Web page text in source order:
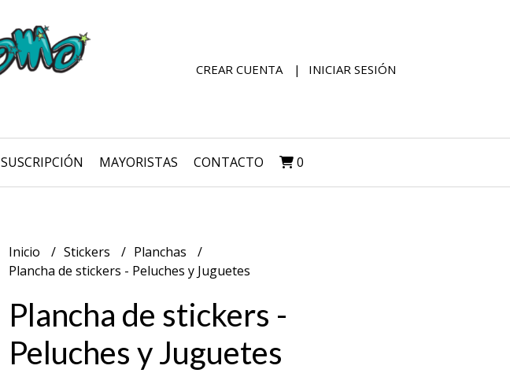
CREAR CUENTA INICIAR SESIÓN
SUSCRIPCIÓN MAYORISTAS CONTACTO 0
Inicio Stickers
Planchas
Plancha de stickers - Peluches y Juguetes
Plancha de stickers -
Peluches y Juguetes